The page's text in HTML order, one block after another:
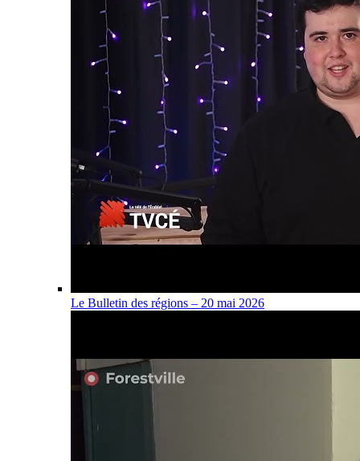
Le Bulletin des régions – 20 mai 2026